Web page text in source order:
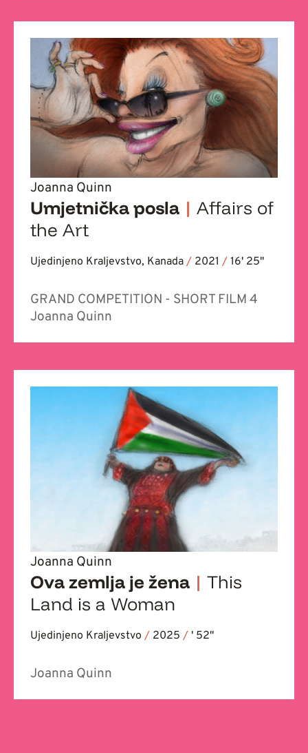
Joanna Quinn
Umjetnička posla | Affairs of
the Art
Ujedinjeno Kraljevstvo, Kanada / 2021 / 16' 25''
GRAND COMPETITION - SHORT FILM 4
Joanna Quinn
Joanna Quinn
Ova zemlja je žena | This
Land is a Woman
Ujedinjeno Kraljevstvo / 2025 / ' 52''
Joanna Quinn